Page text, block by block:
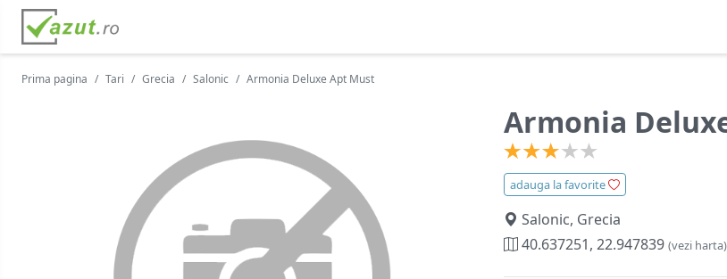
Prima pagina Tari Grecia Salonic Armonia Deluxe Apt Must
Armonia
adauga la favorite
Salonic, Grecia
40.637251, 22.947839 (vezi harta)